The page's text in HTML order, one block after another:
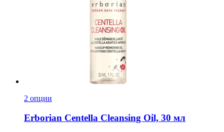
2 опции
Erborian Centella Cleansing Oil, 30 мл